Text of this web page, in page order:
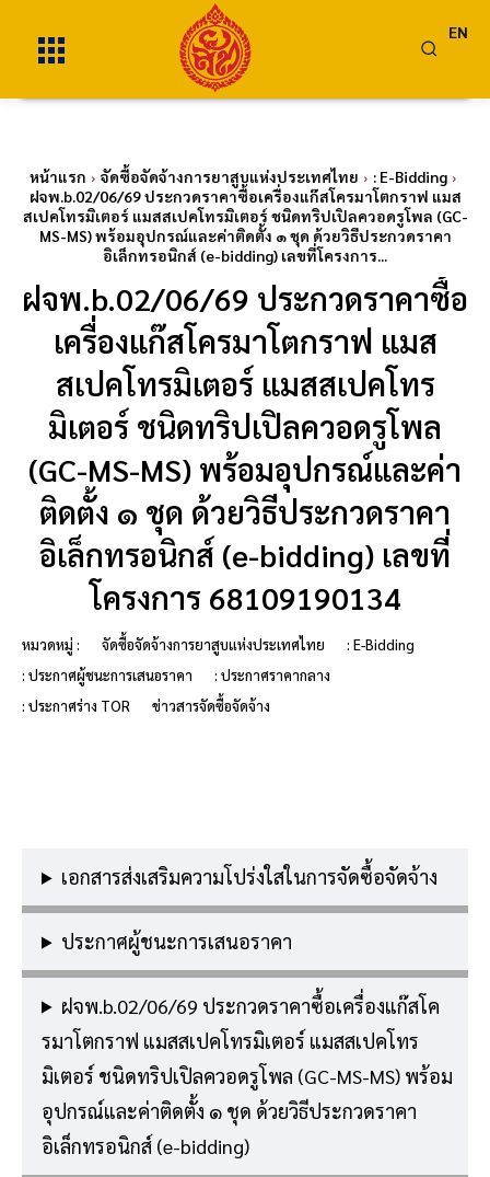
EN
หน้าแรก จัดซื้อจัดจ้างการยาสูบแห่งประเทศไทย
: E-Bidding
ฝจพ.b.02/06/69 ประกวดราคาซื้อเครื่องแก๊สโครมาโตกราฟ แมส
สเปคโทรมิเตอร์ แมสสเปคโทรมิเตอร์ ชนิดทริปเปิลควอดรูโพล (GC-
MS-MS) พร้อมอุปกรณ์และค่าติดตั้ง ๑ ชุด ด้วยวิธีประกวดราคา
อิเล็กทรอนิกส์ (e-bidding) เลขที่โครงการ...
ฝจพ.b.02/06/69 ประกวดราคาซื้อ
เครื่องแก๊สโครมาโตกราฟ แมส
สเปคโทรมิเตอร์ แมสสเปคโทร
มิเตอร์ ชนิดทริปเปิลควอดรูโพล
(GC-MS-MS) พร้อมอุปกรณ์และค่า
ติดตั้ง ๑ ชุด ด้วยวิธีประกวดราคา
อิเล็กทรอนิกส์ (e-bidding) เลขที่
โครงการ 68109190134
หมวดหมู่ : จัดซื้อจัดจ้างการยาสูบแห่งประเทศไทย
: E-Bidding
: ประกาศผู้ชนะการเสนอราคา
: ประกาศราคากลาง
: ประกาศร่าง TOR
ข่าวสารจัดซื้อจัดจ้าง
เอกสารส่งเสริมความโปร่งใสในการจัดซื้อจัดจ้าง
ประกาศผู้ชนะการเสนอราคา
ฝจพ.b.02/06/69 ประกวดราคาซื้อเครื่องแก๊สโค
รมาโตกราฟ แมสสเปคโทรมิเตอร์ แมสสเปคโทร
มิเตอร์ ชนิดทริปเปิลควอดรูโพล (GC-MS-MS) พร้อม
อุปกรณ์และค่าติดตั้ง ๑ ชุด ด้วยวิธีประกวดราคา
อิเล็กทรอนิกส์ (e-bidding)